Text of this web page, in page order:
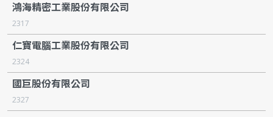
鴻海精密工業股份有限公司
2317
仁寶電腦工業股份有限公司
2324
國巨股份有限公司
2327